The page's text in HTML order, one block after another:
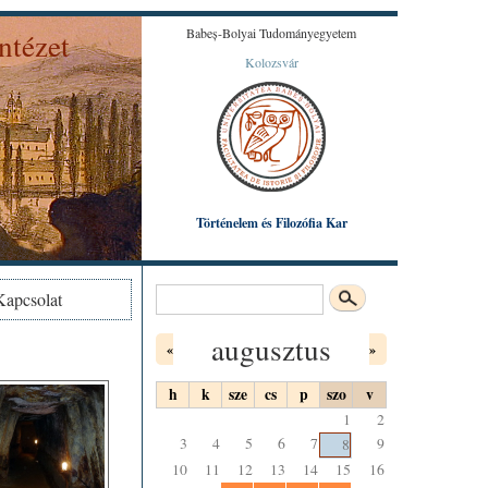
Károly által készített színezett litográfiából.
Babeș-Bolyai Tudományegyetem
Kolozsvár
Történelem és Filozófia Kar
Keresés űrlap
Keresés
augusztus
« »
h k sze cs p szo v
1
2
3
4 5 6 7 8
9
10
11 12 13 14 15
16